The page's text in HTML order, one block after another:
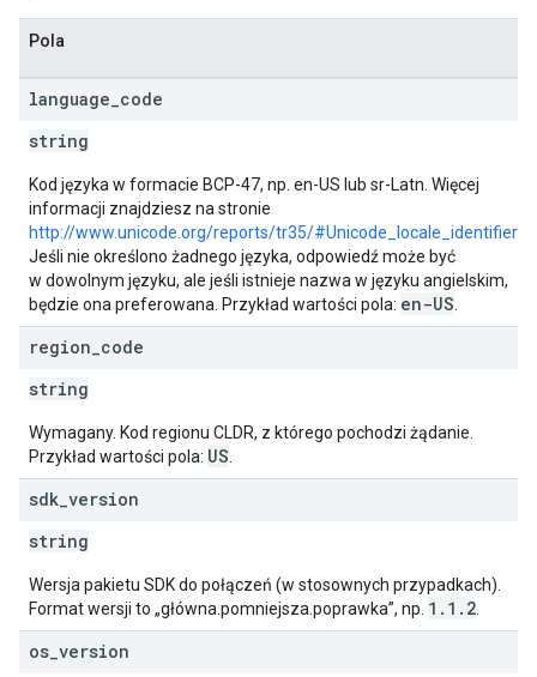
Pola
language code
string
Kod języka w formacie BCP-47, np. en-US lub sr-Latn. Więcej
informacji znajdziesz na stronie
http://www.unicode.org/reports/tr35/#Unicode_locale_identifier.
Jeśli nie określono żadnego języka, odpowiedź może być
w dowolnym języku, ale jeśli istnieje nazwa w języku angielskim,
będzie ona preferowana. Przykład wartości pola: en-US
region code
string
Wymagany. Kod regionu CLDR, z którego pochodzi żądanie.
Przykład wartości pola: US
sdk version
string
Wersja pakietu SDK do połączeń (w stosownych przypadkach).
Format wersji to „główna.pomniejsza.poprawka”, np. 1.1.2
os version